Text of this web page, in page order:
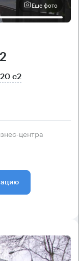
Еще фото
с2
центра